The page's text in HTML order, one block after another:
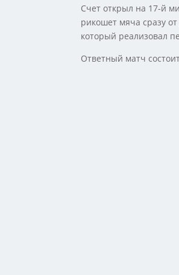
Счет открыл на 17-й
рикошет мяча сразу
который реализовал
Ответный матч